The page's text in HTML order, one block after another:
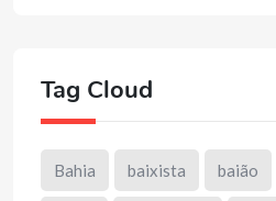
Tag Cloud
Bahia baixista baião